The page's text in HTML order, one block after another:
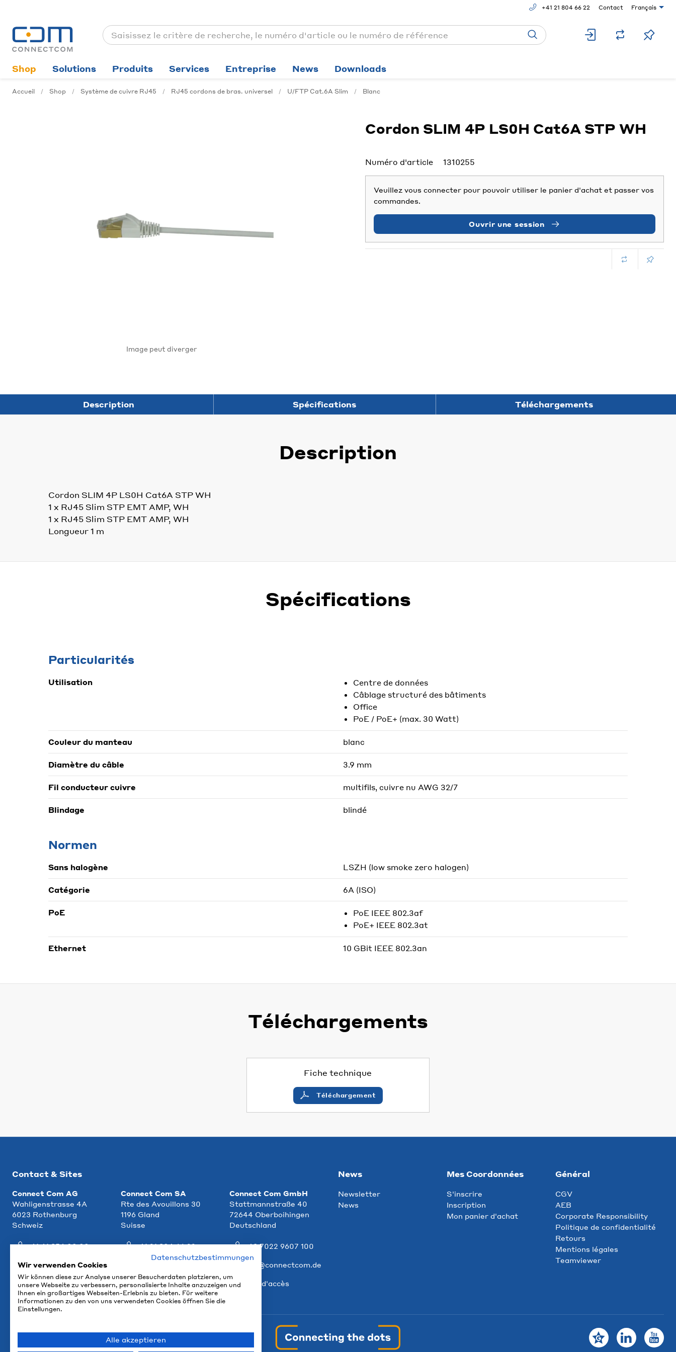
+41 21 804 66 22 Contact Français
Shop Solutions Produits Services Entreprise News Downloads
Accueil Shop Système de cuivre RJ45 RJ45 cordons de bras. universel U/FTP Cat.6A Slim Blanc
Image peut diverger
Cordon SLIM 4P LS0H Cat6A STP WH
Veuillez vous connecter pour pouvoir utiliser le panier d'achat et passer vos
commandes.
Ouvrir une session
Numéro d'article 1310255
Description Spécifications Téléchargements
Description
Cordon SLIM 4P LS0H Cat6A STP WH
1 x RJ45 Slim STP EMT AMP, WH
1 x RJ45 Slim STP EMT AMP, WH
Longueur 1 m
Spécifications
Particularités
Utilisation
Centre de données
Câblage structuré des bâtiments
Office
PoE / PoE+ (max. 30 Watt)
Couleur du manteau blanc
Diamètre du câble 3.9 mm
Fil conducteur cuivre multifils, cuivre nu AWG 32/7
Blindage blindé
Normen
Sans halogène LSZH (low smoke zero halogen)
Catégorie 6A (ISO)
PoE
PoE IEEE 802.3af
PoE+ IEEE 802.3at
Ethernet 10 GBit IEEE 802.3an
Téléchargements
Fiche technique
Téléchargement
Contact & Sites
Connect Com AG
Wahligenstrasse 4A
6023 Rothenburg
Schweiz
+41 41 854 00 00
info@ccm.ch
Plan d'accès
Connect Com SA
Rte des Avouillons 30
1196 Gland
Suisse
+41 21 804 66 22
Plan d'accès
Connect Com GmbH
Stattmannstraße 40
72644 Oberboihingen
Deutschland
+49 7022 9607 100
info@connectcom.de
Plan d'accès
News
Newsletter
News
Mes Coordonnées
S'inscrire
Inscription
Mon panier d'achat
Général
CGV
AEB
Corporate Responsibility
Politique de confidentialité
Retours
Mentions légales
Teamviewer
Datenschutzbestimmungen
Wir verwenden Cookies
Wir können diese zur Analyse unserer Besucherdaten platzieren, um
unsere Webseite zu verbessern, personalisierte Inhalte anzuzeigen und
Ihnen ein großartiges Webseiten-Erlebnis zu bieten. Für weitere
Informationen zu den von uns verwendeten Cookies öffnen Sie die
Einstellungen.
Alle akzeptieren